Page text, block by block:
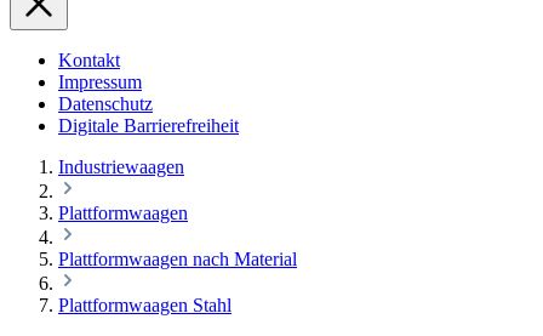
Kontakt
Impressum
Datenschutz
Digitale Barrierefreiheit
Industriewaagen
Plattformwaagen
Plattformwaagen nach Material
Plattformwaagen Stahl